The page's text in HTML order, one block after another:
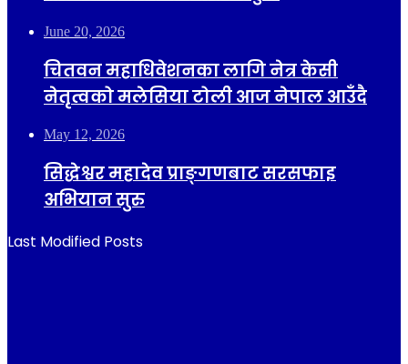
June 20, 2026
चितवन महाधिवेशनका लागि नेत्र केसी
नेतृत्वको मलेसिया टोली आज नेपाल आउँदै
May 12, 2026
सिद्धेश्वर महादेव प्राङ्गणबाट सरसफाइ
अभियान सुरु
Last Modified Posts